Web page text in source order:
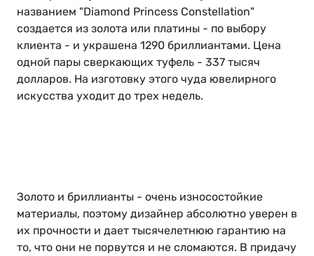
названием "Diamond Princess Constellation"
создается из золота или платины - по выбору
клиента - и украшена 1290 бриллиантами. Цена
одной пары сверкающих туфель - 337 тысяч
долларов. На изготовку этого чуда ювелирного
искусства уходит до трех недель.
Золото и бриллианты - очень износостойкие
материалы, поэтому дизайнер абсолютно уверен в
их прочности и дает тысячелетнюю гарантию на
то, что они не порвутся и не сломаются. В придачу